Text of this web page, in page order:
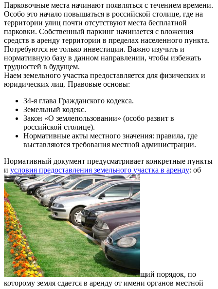
Парковочные места начинают появляться с течением времени.
Особо это начало повышаться в российской столице, где на
территории улиц почти отсутствуют места бесплатной
парковки. Собственный паркинг начинается с вложения
средств в аренду территории в пределах населенного пункта.
Потребуются не только инвестиции. Важно изучить и
нормативную базу в данном направлении, чтобы избежать
трудностей в будущем.
Наем земельного участка предоставляется для физических и
юридических лиц. Правовые основы:
34-я глава Гражданского кодекса.
Земельный кодекс.
Закон «О землепользовании» (особо развит в
российской столице).
Нормативные акты местного значения: правила, где
выставляются требования местной администрации.
Нормативный документ предусматривает конкретные пункты
и условия предоставления земельного участка в аренду: об
щий порядок, по
которому земля сдается в аренду от имени органов местной